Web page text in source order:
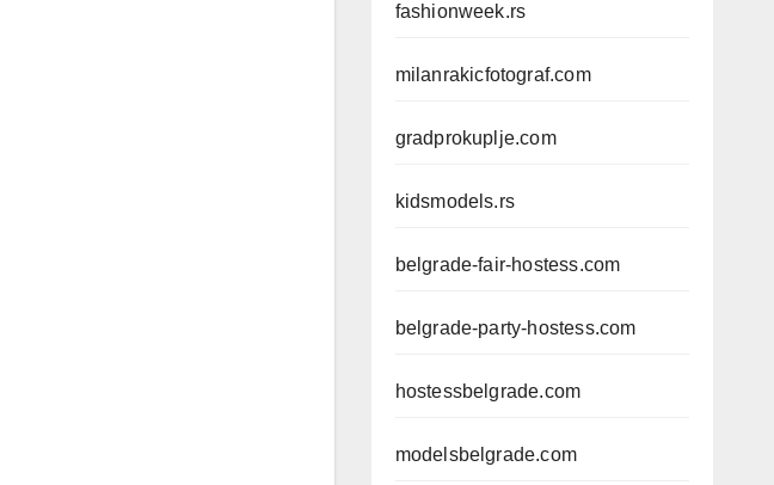
fashionweek.rs
milanrakicfotograf.com
gradprokuplje.com
kidsmodels.rs
belgrade-fair-hostess.com
belgrade-party-hostess.com
hostessbelgrade.com
modelsbelgrade.com